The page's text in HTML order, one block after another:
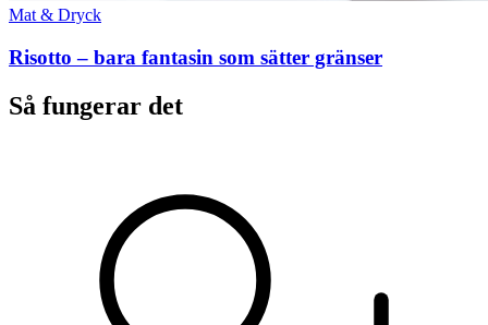
Mat & Dryck
Risotto – bara fantasin som sätter gränser
Så fungerar det